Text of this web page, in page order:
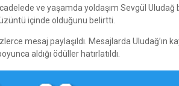
ve yaşamda yoldaşım Sevgül Uludağ
içinde olduğunu belirtti.
mesaj paylaşıldı. Mesajlarda Uludağ’ın
aldığı ödüller hatırlatıldı.